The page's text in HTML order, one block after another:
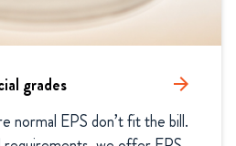
grades arrow_forward
normal EPS don’t fit the bill.